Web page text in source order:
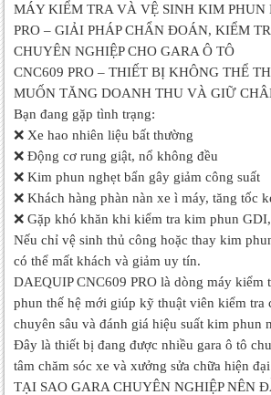
MÁY KIỂM TRA VÀ VỆ SINH KIM PHUN
PRO – GIẢI PHÁP CHẨN ĐOÁN, KIỂM
CHUYÊN NGHIỆP CHO GARA Ô TÔ
CNC609 PRO – THIẾT BỊ KHÔNG THỂ
MUỐN TĂNG DOANH THU VÀ GIỮ
Bạn đang gặp tình trạng:
❌ Xe hao nhiên liệu bất thường
❌ Động cơ rung giật, nổ không đều
❌ Kim phun nghẹt bẩn gây giảm công suất
❌ Khách hàng phàn nàn xe ì máy, tăng tốc
❌ Gặp khó khăn khi kiểm tra kim phun
Nếu chỉ vệ sinh thủ công hoặc thay kim
có thể mất khách và giảm uy tín.
DAEQUIP CNC609 PRO là dòng máy kiểm
phun thế hệ mới giúp kỹ thuật viên kiểm tra
chuyên sâu và đánh giá hiệu suất kim phun
Đây là thiết bị đang được nhiều gara ô tô
tâm chăm sóc xe và xưởng sửa chữa hiện
TẠI SAO GARA CHUYÊN NGHIỆP NÊN